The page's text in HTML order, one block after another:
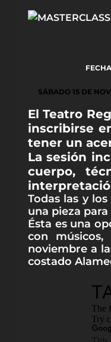
FECHA
SÁBADO 15 DE
El Teatro
inscribirse
tener un
La sesión
cuerpo,
Todas las y
una pieza
Ésta es una
con
noviembre a
costado